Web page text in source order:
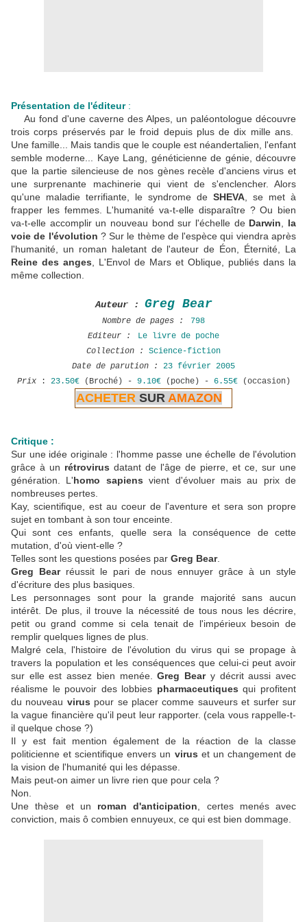
Présentation de l'éditeur :
Au fond d'une caverne des Alpes, un paléontologue découvre
trois corps préservés par le froid depuis plus de dix mille ans.
Une famille... Mais tandis que le couple est néandertalien, l'enfant
semble moderne... Kaye Lang, généticienne de génie, découvre
que la partie silencieuse de nos gènes recèle d'anciens virus et
une surprenante machinerie qui vient de s'enclencher. Alors
qu'une maladie terrifiante, le syndrome de SHEVA , se met à
frapper les femmes. L'humanité va-t-elle disparaître ? Ou bien
va-t-elle accomplir un nouveau bond sur l'échelle de Darwin
la
voie de l'évolution ? Sur le thème de l'espèce qui viendra après
l'humanité, un roman haletant de l'auteur de Éon, Éternité, La
Reine des anges , L'Envol de Mars et Oblique, publiés dans la
même collection.
Auteur : Greg Bear
Nombre de pages :
798
Editeur :
Le livre de poche
Collection :
Science-fiction
Date de parution :
23 février 2005
Prix
: 23.50€(Broché) - 9.10€(poche) - 6.55€(occasion)
ACHETER SUR AMAZON
Critique :
Sur une idée originale : l'homme passe une échelle de l'évolution
grâce à un rétrovirus datant de l'âge de pierre, et ce, sur une
génération. L'homo sapiens vient d'évoluer mais au prix de
nombreuses pertes.
Kay, scientifique, est au coeur de l'aventure et sera son propre
sujet en tombant à son tour enceinte.
Qui sont ces enfants, quelle sera la conséquence de cette
mutation, d'où vient-elle ?
Telles sont les questions posées par Greg Bear.
Greg Bearréussit le pari de nous ennuyer grâce à un style
d'écriture des plus basiques.
Les personnages sont pour la grande majorité sans aucun
intérêt. De plus, il trouve la nécessité de tous nous les décrire,
petit ou grand comme si cela tenait de l'impérieux besoin de
remplir quelques lignes de plus.
Malgré cela, l'histoire de l'évolution du virus qui se propage à
travers la population et les conséquences que celui-ci peut avoir
sur elle est assez bien menée.Greg Beary décrit aussi avec
réalisme le pouvoir des lobbies pharmaceutiques qui profitent
du nouveau virus pour se placer comme sauveurs et surfer sur
la vague financière qu'il peut leur rapporter. (cela vous rappelle-t-
il quelque chose ?)
Il y est fait mention également de la réaction de la classe
politicienne et scientifique envers un virus et un changement de
la vision de l'humanité qui les dépasse.
Mais peut-on aimer un livre rien que pour cela ?
Non.
Une thèse et un roman d'anticipation , certes menés avec
conviction, mais ô combien ennuyeux, ce qui est bien dommage.